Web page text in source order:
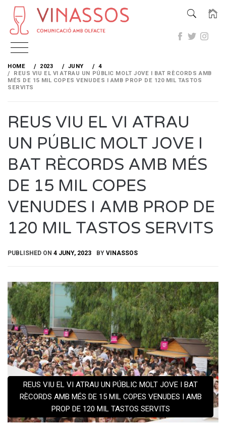
Skip
content
HOME 2023 JUNY
4
REUS VIU EL VI ATRAU UN PÚBLIC MOLT JOVE I BAT RÈCORDS AMB
MÉS DE 15 MIL COPES VENUDES I AMB PROP DE 120 MIL TASTOS
SERVITS
REUS VIU EL VI ATRAU
UN PÚBLIC MOLT JOVE I
BAT RÈCORDS AMB MÉS
DE 15 MIL COPES
VENUDES I AMB PROP DE
120 MIL TASTOS SERVITS
PUBLISHED ON 4 JUNY, 2023 BY VINASSOS
REUS VIU EL VI ATRAU UN PÚBLIC MOLT JOVE I BAT
RÈCORDS AMB MÉS DE 15 MIL COPES VENUDES I AMB
PROP DE 120 MIL TASTOS SERVITS